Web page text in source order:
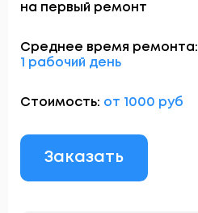
на первый ремонт
Среднее время ремонта:
1 рабочий день
Стоимость: от 1000 руб
Заказать